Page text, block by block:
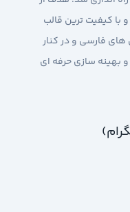
و با کیفیت ترین قالب
های فارسی و در کنار
بهینه سازی حرفه ای